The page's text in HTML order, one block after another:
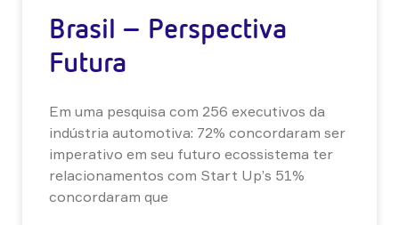
Brasil – Perspectiva
Futura
Em uma pesquisa com 256 executivos da
indústria automotiva: 72% concordaram ser
imperativo em seu futuro ecossistema ter
relacionamentos com Start Up’s 51%
concordaram que